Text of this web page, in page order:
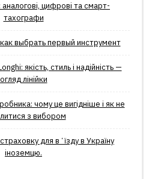
цифрові та смарт-
тахографи
выбрать первый инструмент
якість, стиль і надійність —
огляд лінійки
чому це вигідніше і як не
з вибором
для вʼїзду в Україну
іноземцю.